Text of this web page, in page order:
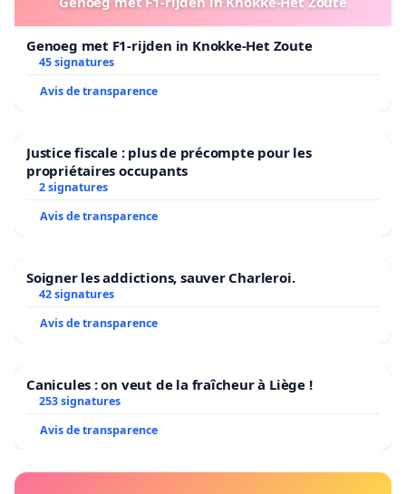
Genoeg met F1-rijden in Knokke-Het Zoute
45 signatures
Avis de transparence
Justice fiscale : plus de précompte pour les
propriétaires occupants
2 signatures
Avis de transparence
Soigner les addictions, sauver Charleroi.
42 signatures
Avis de transparence
Canicules : on veut de la fraîcheur à Liège !
253 signatures
Avis de transparence